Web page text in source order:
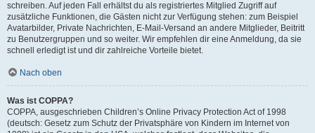
schreiben. Auf jeden Fall erhältst du als registriertes Mitglied Zugriff auf
zusätzliche Funktionen, die Gästen nicht zur Verfügung stehen: zum Beispiel
Avatarbilder, Private Nachrichten, E-Mail-Versand an andere Mitglieder, Beitritt
zu Benutzergruppen und so weiter. Wir empfehlen dir eine Anmeldung, da sie
schnell erledigt ist und dir zahlreiche Vorteile bietet.
Nach oben
Was ist COPPA?
COPPA, ausgeschrieben Children’s Online Privacy Protection Act of 1998
(deutsch: Gesetz zum Schutz der Privatsphäre von Kindern im Internet von